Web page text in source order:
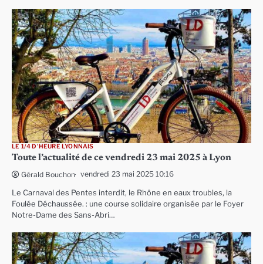
LE 1/4 D'HEURE LYONNAIS
Toute l’actualité de ce vendredi 23 mai 2025 à Lyon
Gérald Bouchon vendredi 23 mai 2025 10:16
Le Carnaval des Pentes interdit, le Rhône en eaux troubles, la
Foulée Déchaussée. : une course solidaire organisée par le Foyer
Notre-Dame des Sans-Abri…